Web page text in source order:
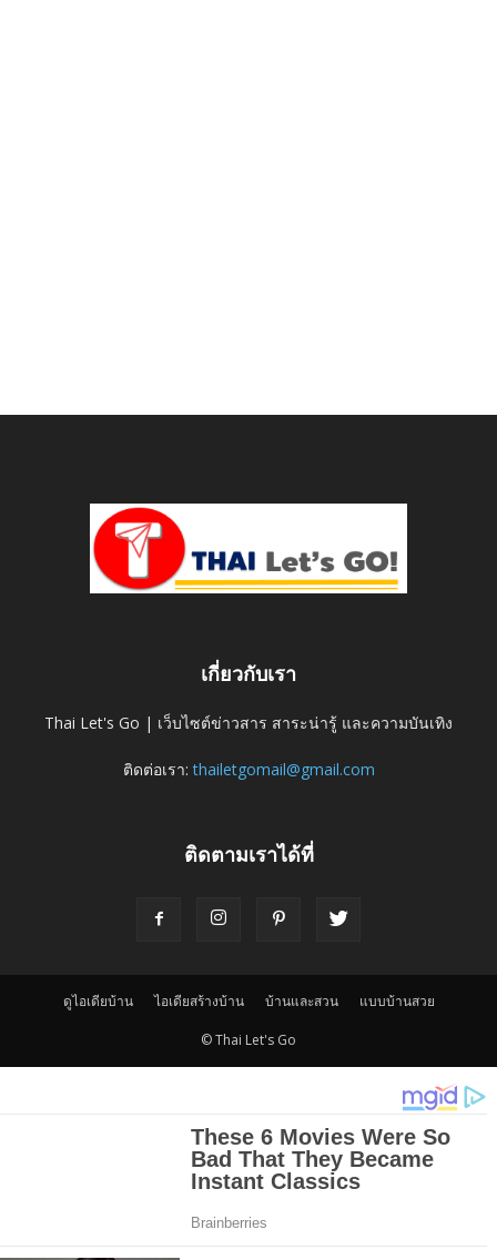
เกี่ยวกับเรา
Thai Let's Go | เว็บไซต์ข่าวสาร สาระน่ารู้ และความบันเทิง
ติดต่อเรา:thailetgomail@gmail.com
ติดตามเราได้ที่
ดูไอเดียบ้าน ไอเดียสร้างบ้าน บ้านและสวน แบบบ้านสวย
© Thai Let's Go